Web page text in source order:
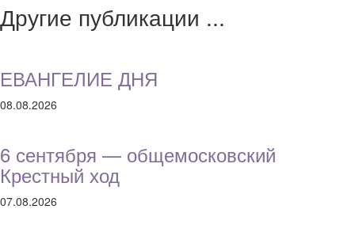
Другие публикации ...
ЕВАНГЕЛИЕ ДНЯ
08.08.2026
6 сентября — общемосковский
Крестный ход
07.08.2026